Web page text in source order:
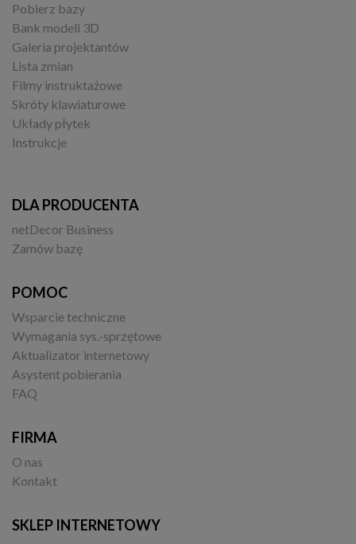
Pobierz bazy
Bank modeli 3D
Galeria projektantów
Lista zmian
Filmy instruktażowe
Skróty klawiaturowe
Układy płytek
Instrukcje
DLA PRODUCENTA
netDecor Business
Zamów bazę
POMOC
Wsparcie techniczne
Wymagania sys.-sprzętowe
Aktualizator internetowy
Asystent pobierania
FAQ
FIRMA
O nas
Kontakt
SKLEP INTERNETOWY